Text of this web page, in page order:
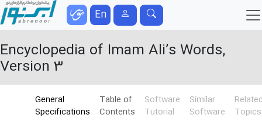
En
Encyclopedia of Imam Ali’s Words,
Version 3
General
Specifications
Table of
Contents
Software
Tutorial
Similar
Software
Topics